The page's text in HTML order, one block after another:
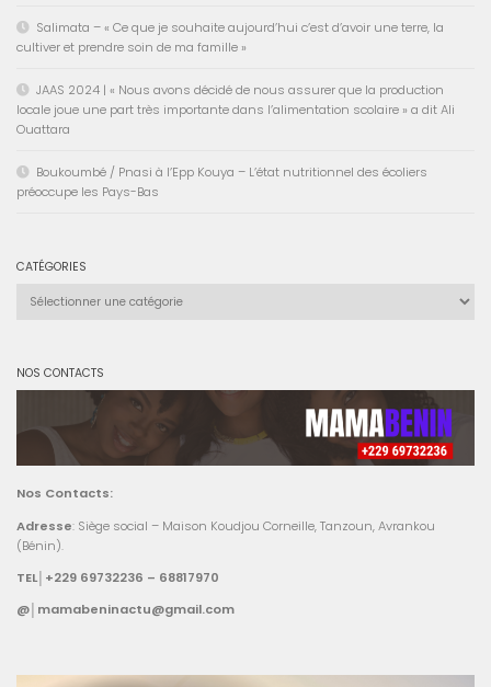
Salimata – « Ce que je souhaite aujourd’hui c’est d’avoir une terre, la
cultiver et prendre soin de ma famille »
JAAS 2024 | « Nous avons décidé de nous assurer que la production
locale joue une part très importante dans l’alimentation scolaire » a dit Ali
Ouattara
Boukoumbé / Pnasi à l’Epp Kouya – L’état nutritionnel des écoliers
préoccupe les Pays-Bas
CATÉGORIES
NOS CONTACTS
Nos Contacts:
Adresse: Siège social – Maison Koudjou Corneille, Tanzoun, Avrankou
(Bénin).
TEL│+229 69732236 – 68817970
@│mamabeninactu@gmail.com